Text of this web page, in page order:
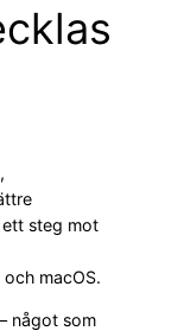
steg mot
macOS.
något som